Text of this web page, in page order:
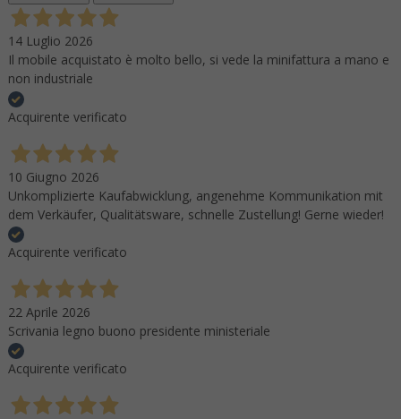
14 Luglio 2026
Il mobile acquistato è molto bello, si vede la minifattura a mano e
non industriale
Acquirente verificato
10 Giugno 2026
Unkomplizierte Kaufabwicklung, angenehme Kommunikation mit
dem Verkäufer, Qualitätsware, schnelle Zustellung! Gerne wieder!
Acquirente verificato
22 Aprile 2026
Scrivania legno buono presidente ministeriale
Acquirente verificato